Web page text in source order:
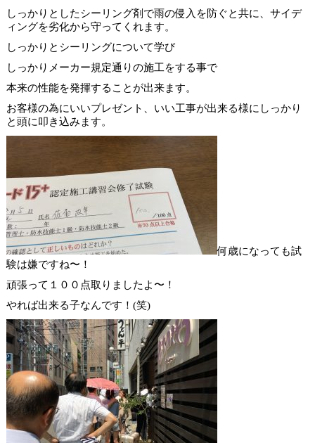
しっかりとしたシーリング剤で雨の侵入を防ぐと共に、サイデ
ィングを劣化から守ってくれます。
しっかりとシーリングについて学び
しっかりメーカー規定通りの施工をする事で
本来の性能を発揮することが出来ます。
お客様の為にいいプレゼント、いい工事が出来る様にしっかり
と頭に叩き込みます。
何歳になっても試
験は嫌ですね〜！
頑張って１００点取りましたよ〜！
やれば出来る子なんです！(笑)